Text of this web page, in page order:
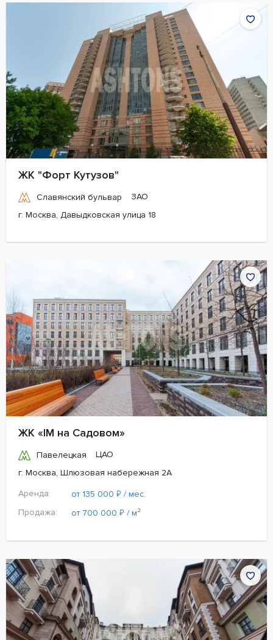
ЖК "Форт Кутузов"
Славянский бульвар
ЗАО
г. Москва, Давыдковская улица 18
ЖК «IM на Садовом»
Павелецкая
ЦАО
г. Москва, Шлюзовая набережная 2А
Аренда:
от 135 000 ₽ / мес.
Продажа:
от 700 000 ₽ / м²